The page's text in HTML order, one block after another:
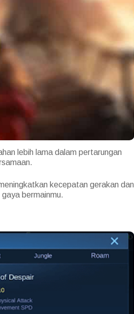
lebih lama dalam pertarungan
kecepatan gerakan dan
bermainmu.